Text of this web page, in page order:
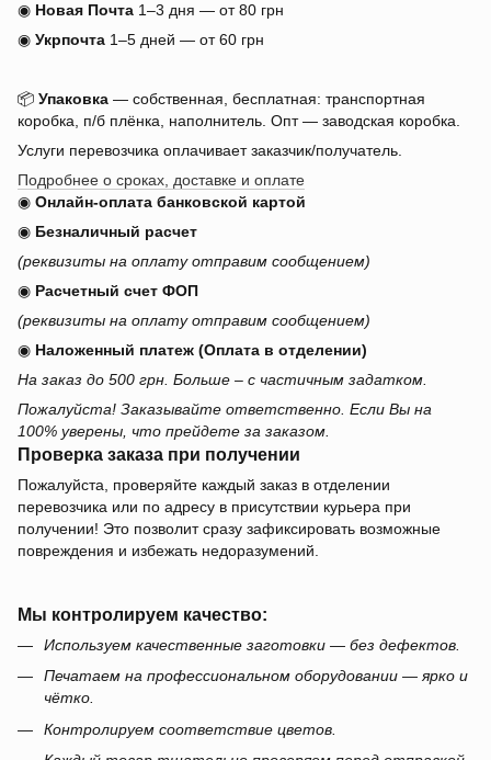
◉ Новая Почта 1–3 дня — от 80 грн
◉ Укрпочта 1–5 дней — от 60 грн
📦 Упаковка — собственная, бесплатная: транспортная
коробка, п/б плёнка, наполнитель. Опт — заводская коробка.
Услуги перевозчика оплачивает заказчик/получатель.
Подробнее о сроках, доставке и оплате
◉ Онлайн-оплата банковской картой
◉ Безналичный расчет
(реквизиты на оплату отправим сообщением)
◉ Расчетный счет ФОП
(реквизиты на оплату отправим сообщением)
◉ Наложенный платеж (Оплата в отделении)
На заказ до 500 грн. Больше – с частичным задатком.
Пожалуйста! Заказывайте ответственно. Если Вы на
100% уверены, что прейдете за заказом.
Проверка заказа при получении
Пожалуйста, проверяйте каждый заказ в отделении
перевозчика или по адресу в присутствии курьера при
получении! Это позволит сразу зафиксировать возможные
повреждения и избежать недоразумений.
Мы контролируем качество:
Используем качественные заготовки — без дефектов.
Печатаем на профессиональном оборудовании — ярко и
чётко.
Контролируем соответствие цветов.